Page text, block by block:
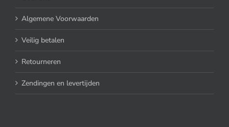
Algemene Voorwaarden
Veilig betalen
Retourneren
Zendingen en levertijden